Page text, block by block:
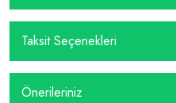
Taksit Seçenekleri
Önerileriniz